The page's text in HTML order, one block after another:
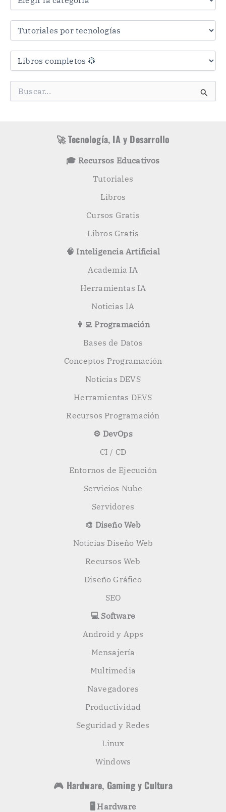
a
a
🚀 Tecnología, IA y Desarrollo
🎓 Recursos Educativos
Tutoriales
Libros
Cursos Gratis
Libros Gratis
🧠 Inteligencia Artificial
Academia IA
Herramientas IA
Noticias IA
👨‍💻 Programación
Bases de Datos
Conceptos Programación
Noticias DEVS
Herramientas DEVS
Recursos Programación
⚙️ DevOps
CI / CD
Entornos de Ejecución
Servicios Nube
Servidores
🎨 Diseño Web
Noticias Diseño Web
Recursos Web
Diseño Gráfico
SEO
💻 Software
Android y Apps
Mensajería
Multimedia
Navegadores
Productividad
Seguridad y Redes
Linux
Windows
🎮 Hardware, Gaming y Cultura
🖥️ Hardware